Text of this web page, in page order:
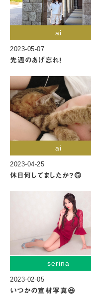
ai
2023-05-07
先週のあげ忘れ!
ai
2023-04-25
休日何してましたか?🙃
serina
2023-02-05
いつかの宣材写真😆